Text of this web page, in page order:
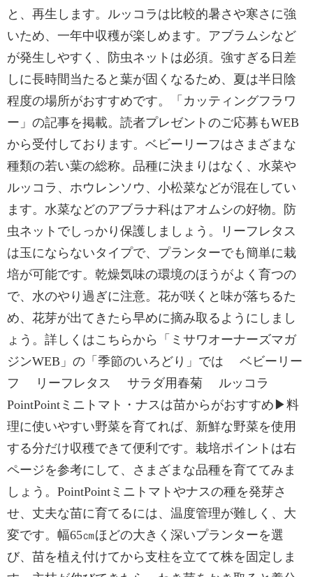
と、再生します。ルッコラは比較的暑さや寒さに強
いため、一年中収穫が楽しめます。アブラムシなど
が発生しやすく、防虫ネットは必須。強すぎる日差
しに長時間当たると葉が固くなるため、夏は半日陰
程度の場所がおすすめです。「カッティングフラワ
ー」の記事を掲載。読者プレゼントのご応募もWEB
から受付しております。ベビーリーフはさまざまな
種類の若い葉の総称。品種に決まりはなく、水菜や
ルッコラ、ホウレンソウ、小松菜などが混在してい
ます。水菜などのアブラナ科はアオムシの好物。防
虫ネットでしっかり保護しましょう。リーフレタス
は玉にならないタイプで、プランターでも簡単に栽
培が可能です。乾燥気味の環境のほうがよく育つの
で、水のやり過ぎに注意。花が咲くと味が落ちるた
め、花芽が出てきたら早めに摘み取るようにしまし
ょう。詳しくはこちらから「ミサワオーナーズマガ
ジンWEB」の「季節のいろどり」では ベビーリー
フ リーフレタス サラダ用春菊 ルッコラ
PointPointミニトマト・ナスは苗からがおすすめ▶料
理に使いやすい野菜を育てれば、新鮮な野菜を使用
する分だけ収穫できて便利です。栽培ポイントは右
ページを参考にして、さまざまな品種を育ててみま
しょう。PointPointミニトマトやナスの種を発芽さ
せ、丈夫な苗に育てるには、温度管理が難しく、大
変です。幅65㎝ほどの大きく深いプランターを選
び、苗を植え付けてから支柱を立てて株を固定しま